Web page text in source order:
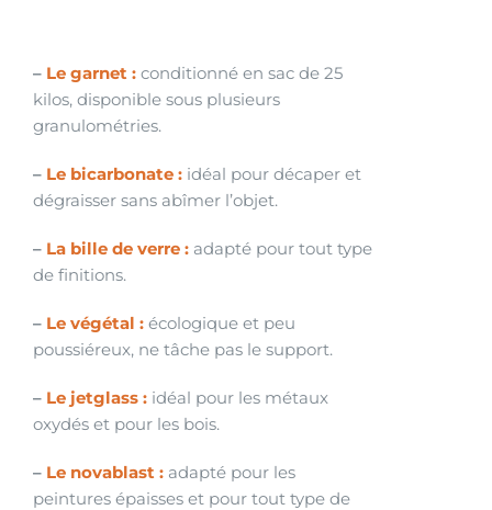
–Le garnet:conditionné en sac de 25
kilos, disponible sous plusieurs
granulométries.
– Le bicarbonate :idéal pour décaper et
dégraisser sans abîmer l’objet.
– La bille de verre : adapté pour tout type
de finitions.
–Le végétal :écologique et peu
poussiéreux, ne tâche pas le support.
–Le jetglass:idéal pour les métaux
oxydés et pour les bois.
– Le novablast:adapté pour les
peintures épaisses et pour tout type de